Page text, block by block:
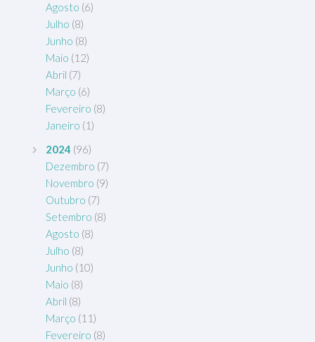
Agosto (6)
Julho (8)
Junho (8)
Maio (12)
Abril (7)
Março (6)
Fevereiro (8)
Janeiro (1)
2024 (96)
Dezembro (7)
Novembro (9)
Outubro (7)
Setembro (8)
Agosto (8)
Julho (8)
Junho (10)
Maio (8)
Abril (8)
Março (11)
Fevereiro (8)